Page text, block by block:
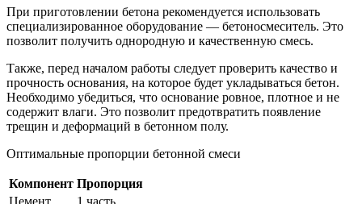
При приготовлении бетона рекомендуется использовать
специализированное оборудование — бетоносмеситель. Это
позволит получить однородную и качественную смесь.
Также, перед началом работы следует проверить качество и
прочность основания, на которое будет укладываться бетон.
Необходимо убедиться, что основание ровное, плотное и не
содержит влаги. Это позволит предотвратить появление
трещин и деформаций в бетонном полу.
Оптимальные пропорции бетонной смеси
Компонент Пропорция